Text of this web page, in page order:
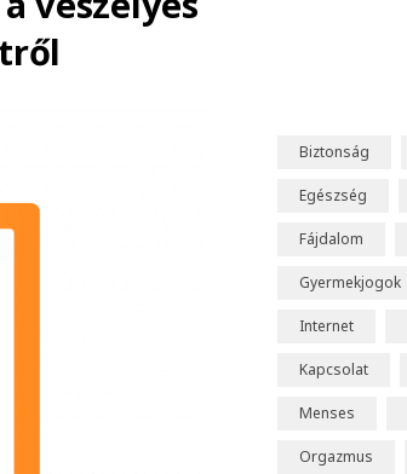
Biztonság
Egészség
Fájdalom
Gyermekjogok
Internet
Kapcsolat
Menses
Orgazmus